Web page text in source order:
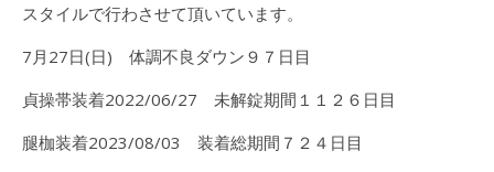
スタイルで行わさせて頂いています。
7月27日(日) 体調不良ダウン９７日目
貞操帯装着2022/06/27 未解錠期間１１２６日目
腿枷装着2023/08/03 装着総期間７２４日目